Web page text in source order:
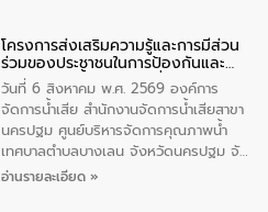
ประชาชน ตัวแทนจากโรงแรมต่างๆ ในเขต
เทศบาลตำบลราไวย์ ศูนย์บริหารจัดการ
คุณภาพน้ำเทศบาลตำบลราไวย์ นำโดยนาย
น้อย แก้วเศษ ผู้จัดการสำนักงานจัดการน้ำ
เสียสาขาภูเก็ต พร้อมด้วยเจ้าหน้าที่ จำนวน
5 คน ร่วมทำกิจกรรม ทำความสะอาด
ชายหาดและแหล่งท่องเที่ยว ณ บริเวณ
โครงการส่งเสริมความรู้และการมีส่วน
ร่วมของประชาชนในการป้องกันและ
แก้ไขปัญหาน้ำเสียอย่างยั่งยืน
วันที่ 6 สิงหาคม พ.ศ. 2569 องค์การ
จัดการน้ำเสีย สำนักงานจัดการน้ำเสียสาขา
นครปฐม ศูนย์บริหารจัดการคุณภาพน้ำ
เทศบาลตำบลบางเลน จังหวัดนครปฐม จัด
กิจกรรมภายใต้โครงการส่งเสริมความรู้และ
อ่านรายละเอียด »